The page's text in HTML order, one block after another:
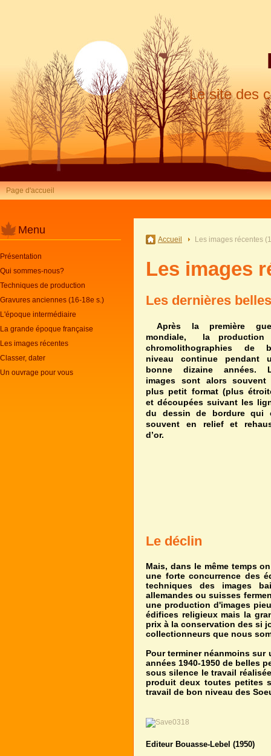
Le site des
Page d'accueil
Menu
Présentation
Qui sommes-nous?
Techniques de production
Gravures anciennes (16-18e s.)
L'époque intermédiaire
La grande époque française
Les images récentes
Classer, dater
Un ouvrage pour vous
Accueil Les images récentes
Les images
Les dernières
Après la première
mondiale, la production
chromolithographies de
niveau continue pendant
bonne dizaine années.
images sont alors souvent
plus petit format (plus
et découpées suivant les
du dessinde bordure qui
souvent en relief et
d’or.
Le déclin
Mais, dans le même temps
une forte concurrence des
techniques des images
allemandes ou suisses
une production d'images
édifices religieux mais la
prix à la conservation des si
collectionneurs que nous
Pour terminer néanmoins
années 1940-1950 de belles
sous silence le travail
produit deux toutes petites
travail de bon niveau des
Editeur Bouasse-Lebel (1950)